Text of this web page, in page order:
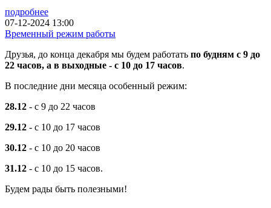
подробнее
07-12-2024 13:00
Временный режим работы
Друзья, до конца декабря мы будем работать по будням с 9 до
22 часов, а в выходные - с 10 до 17 часов.
В последние дни месяца особенный режим:
28.12 - с 9 до 22 часов
29.12 - с 10 до 17 часов
30.12 - с 10 до 20 часов
31.12 - с 10 до 15 часов.
Будем рады быть полезными!